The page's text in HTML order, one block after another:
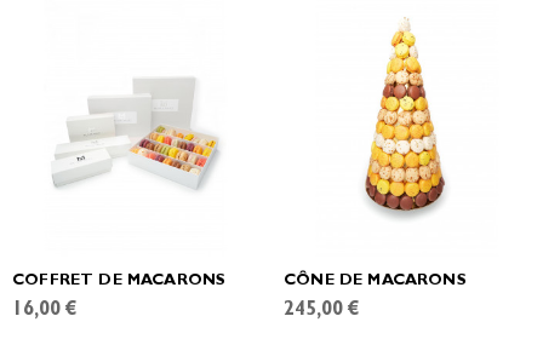
COFFRET DE MACARONS
16,00 €
CÔNE DE MACARONS
245,00 €